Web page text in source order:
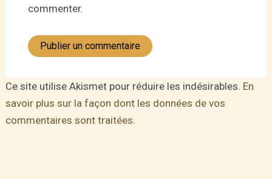
commenter.
Ce site utilise Akismet pour réduire les indésirables. En
savoir plus sur la façon dont les données de vos
commentaires sont traitées.